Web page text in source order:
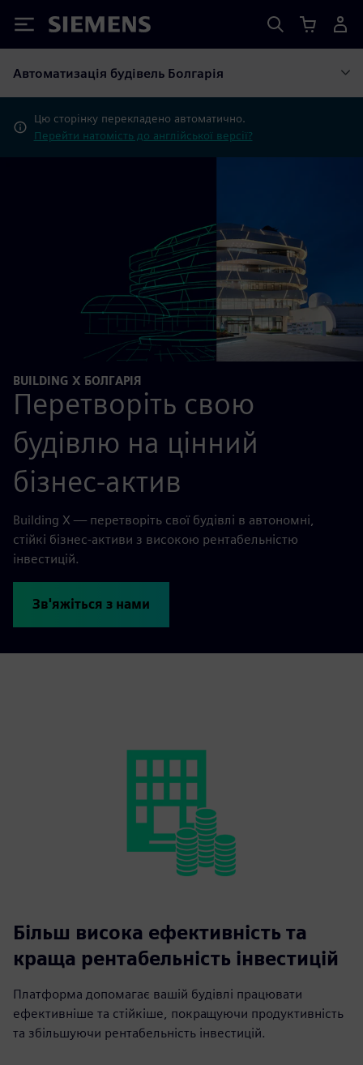
Siemens
Автоматизація будівель Болгарія
Цю сторінку перекладено автоматично.
Перейти натомість до англійської версії?
BUILDING X БОЛГАРІЯ
Перетворіть свою
будівлю на цінний
бізнес-актив
Building X — перетворіть свої будівлі в автономні,
стійкі бізнес-активи з високою рентабельністю
інвестицій.
Зв'яжіться з нами
Більш висока ефективність та
краща рентабельність інвестицій
Платформа допомагає вашій будівлі працювати
ефективніше та стійкіше, покращуючи продуктивність
та збільшуючи рентабельність інвестицій.